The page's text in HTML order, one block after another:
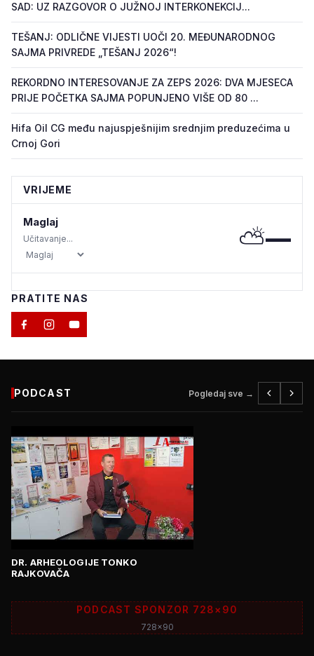
SAD: UZ RAZGOVOR O JUŽNOJ INTERKONEKCIJ...
TEŠANJ: ODLIČNE VIJESTI UOČI 20. MEĐUNARODNOG
SAJMA PRIVREDE „TEŠANJ 2026“!
REKORDNO INTERESOVANJE ZA ZEPS 2026: DVA MJESECA
PRIJE POČETKA SAJMA POPUNJENO VIŠE OD 80 ...
Hifa Oil CG među najuspješnijim srednjim preduzećima u
Crnoj Gori
VRIJEME
Maglaj
Učitavanje... ⛅—
PRATITE NAS
PODCAST Pogledaj sve →
DR. ARHEOLOGIJE TONKO
RAJKOVAČA
PODCAST SPONZOR 728×90
728x90